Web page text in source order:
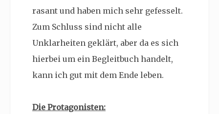
rasant und haben mich sehr gefesselt.
Zum Schluss sind nicht alle
Unklarheiten geklärt, aber da es sich
hierbei um ein Begleitbuch handelt,
kann ich gut mit dem Ende leben.
Die Protagonisten: